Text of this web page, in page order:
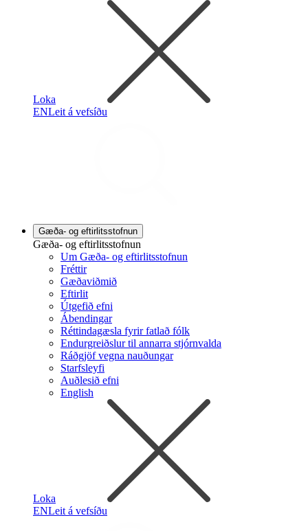
Loka
ENLeit á vefsíðu
Gæða- og eftirlitsstofnun
Gæða- og eftirlitsstofnun
Um Gæða- og eftirlitsstofnun
Fréttir
Gæðaviðmið
Eftirlit
Útgefið efni
Ábendingar
Réttindagæsla fyrir fatlað fólk
Endurgreiðslur til annarra stjórnvalda
Ráðgjöf vegna nauðungar
Starfsleyfi
Auðlesið efni
English
Loka
ENLeit á vefsíðu